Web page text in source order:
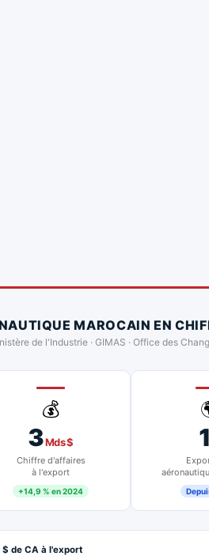
MAROCAIN EN
de l'Industrie · GIMAS · Office des
💰
3Mds $
Chiffre d'affaires
à l'export
+14,9 % en 2024
1
de CA à l'export